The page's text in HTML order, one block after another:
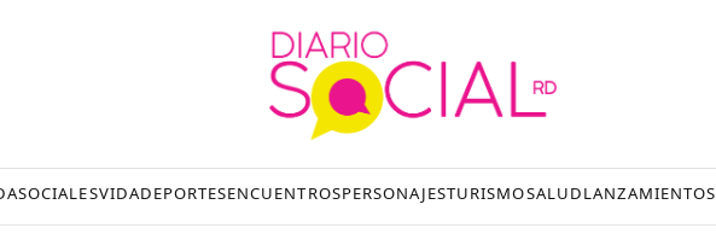
SOCIALESVIDADEPORTESENCUENTROSPERSONAJESTURISMOSALUDLANZAMIENTOS